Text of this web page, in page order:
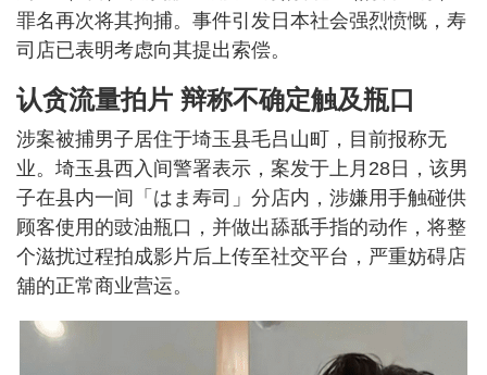
罪名再次将其拘捕。事件引发日本社会强烈愤慨，寿
司店已表明考虑向其提出索偿。
认贪流量拍片 辩称不确定触及瓶口
涉案被捕男子居住于埼玉县毛吕山町，目前报称无
业。埼玉县西入间警署表示，案发于上月28日，该男
子在县内一间「はま寿司」分店内，涉嫌用手触碰供
顾客使用的豉油瓶口，并做出舔舐手指的动作，将整
个滋扰过程拍成影片后上传至社交平台，严重妨碍店
舖的正常商业营运。